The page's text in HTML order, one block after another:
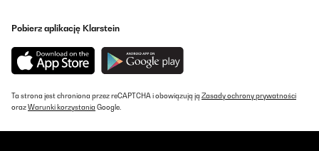
très bien mes montres. Et je confirme pour le silence de la
machine en rotation.
Utilisateur d'Amazon
24/06/2025
Pobierz aplikację Klarstein
Ta strona jest chroniona przez reCAPTCHA i obowiązują ją Zasady ochrony prywatności
orazWarunki korzystania Google.